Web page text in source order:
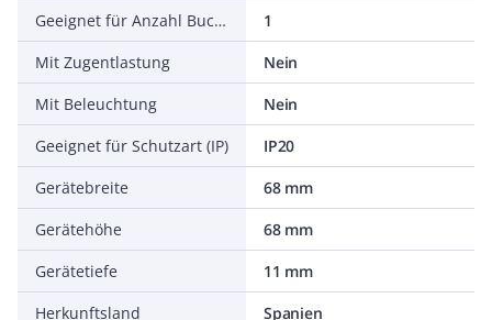
Geeignet für Anzahl Buchsen/Kupplungen
1
Mit Zugentlastung
Nein
Mit Beleuchtung
Nein
Geeignet für Schutzart (IP)
IP20
Gerätebreite
68 mm
Gerätehöhe
68 mm
Gerätetiefe
11 mm
Herkunftsland
Spanien